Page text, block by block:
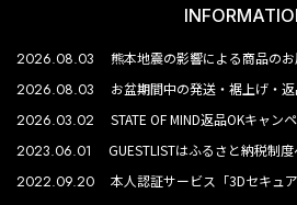
2026.08.03 熊本地震の影響による商品のお
2026.08.03 お盆期間中の発送・裾上げ・
2026.03.02 STATE OF MIND返品OKキャン
2023.06.01 GUESTLISTはふるさと納税制度
2022.09.20 本人認証サービス「3Dセキュ